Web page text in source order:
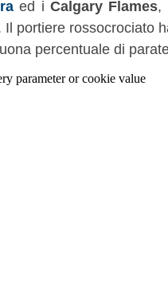
ed iCalgary Flames,
Il portiere rossocrociato
percentuale di